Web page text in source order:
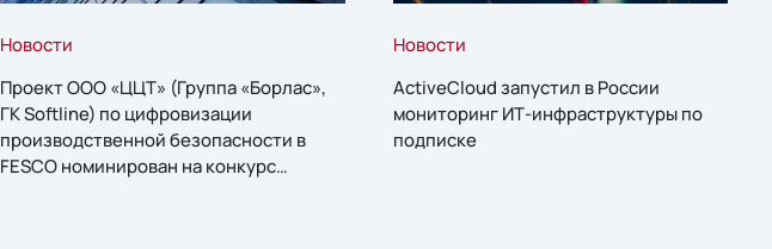
Новости
Проект ООО «ЦЦТ» (Группа «Борлас»,
ГК Softline) по цифровизации
производственной безопасности в
FESCO номинирован на конкурс
Новости
ActiveCloud запустил в России
мониторинг ИТ-инфраструктуры по
подписке